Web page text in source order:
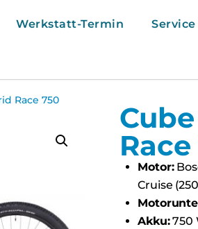
Werkstatt-Termin Service
Race 750
Motor:
Cruise
Akku:750